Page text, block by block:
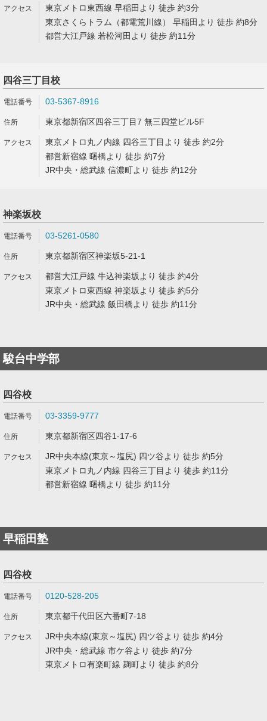
東京メトロ東西線 早稲田より 徒歩 約3分
東京さくらトラム（都電荒川線） 早稲田より 徒歩 約8分
都営大江戸線 若松河田より 徒歩 約11分
四谷三丁目校
03-5367-8916
東京都新宿区四谷三丁目7 無三四堂ビル5F
東京メトロ丸ノ内線 四谷三丁目より 徒歩 約2分
都営新宿線 曙橋より 徒歩 約7分
JR中央・総武線 信濃町より 徒歩 約12分
神楽坂校
03-5261-0580
東京都新宿区神楽坂5-21-1
都営大江戸線 牛込神楽坂より 徒歩 約4分
東京メトロ東西線 神楽坂より 徒歩 約5分
JR中央・総武線 飯田橋より 徒歩 約11分
駿台中学部
四谷校
03-3359-9777
東京都新宿区四谷1-17-6
JR中央本線(東京～塩尻) 四ツ谷より 徒歩 約5分
東京メトロ丸ノ内線 四谷三丁目より 徒歩 約11分
都営新宿線 曙橋より 徒歩 約11分
早稲田塾
四谷校
0120-528-205
東京都千代田区六番町7-18
JR中央本線(東京～塩尻) 四ツ谷より 徒歩 約4分
JR中央・総武線 市ケ谷より 徒歩 約7分
東京メトロ有楽町線 麹町より 徒歩 約8分